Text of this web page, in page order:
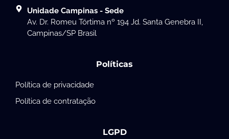
Unidade Campinas - Sede
Av. Dr. Romeu Tórtima nº 194 Jd. Santa Genebra II,
Campinas/SP Brasil
Políticas
Política de privacidade
Política de contratação
LGPD